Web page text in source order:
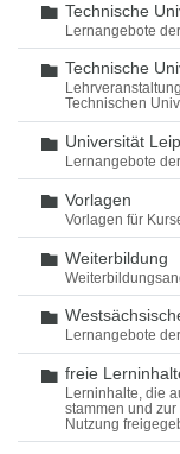
Ordner
Technische
Lernangebote
Ordner
Technische
Technischen
Ordner
Universität
Lernangebote
Ordner
Vorlagen
Vorlagen für
Ordner
Weiterbildung
Ordner
Lernangebote
Ordner
freie
Lerninhalte, die
stammen und
Nutzung